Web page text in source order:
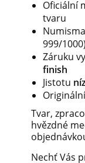
Oficiální
tvaru
999/1000)
Záruku
finish
Jistotu
Tvar,
hvězdné
Nechť Vás